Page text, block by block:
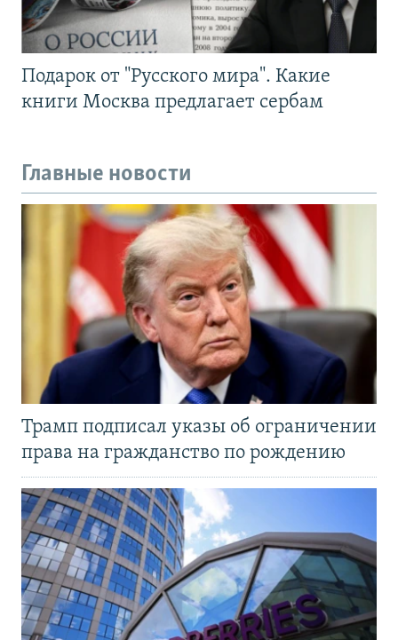
Подарок от "Русского мира". Какие
книги Москва предлагает сербам
Главные новости
Трамп подписал указы об ограничении
права на гражданство по рождению